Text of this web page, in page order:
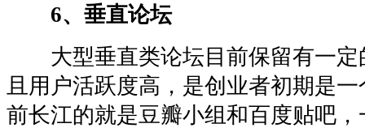
6、垂直论坛
大型垂直类论坛目前保留有一定
且用户活跃度高，是创业者初期是
前长江的就是豆瓣小组和百度贴吧